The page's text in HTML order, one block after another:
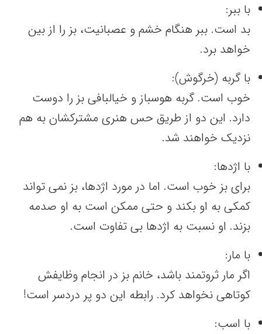
با ببر:
بد است. ببر هنگام خشم و عصبانیت، بز را از بین
خواهد برد.
با گربه (خرگوش):
خوب است. گربه هوسباز و خیالبافی بز را دوست
دارد. این دو از طریق حس هنری مشترکشان به هم
نزدیک خواهند شد.
با اژدها:
برای بز خوب است. اما در مورد اژدها، بز نمی تواند
کمکی به او بکند و حتی ممکن است به او صدمه
بزند. او نسبت به اژدها بی تفاوت است.
با مار:
اگر مار ثروتمند باشد، خانم بز در انجام وظایفش
کوتاهی نخواهد کرد. رابطه این دو پر دردسر است!
با اسب: